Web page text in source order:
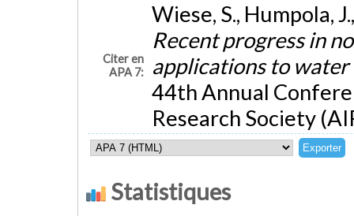
Citer en
APA 7:
Wiese, S., Humpola,
Recent progress in
applications to
44th Annual
Research Society
Statistiques